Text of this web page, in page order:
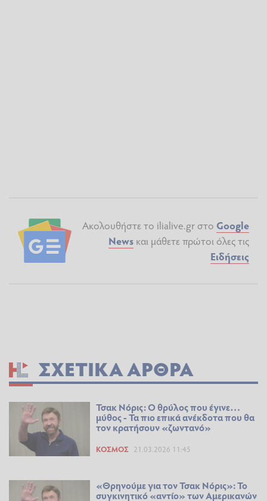
Ακολουθήστε το ilialive.gr στο Google
News και μάθετε πρώτοι όλες τις
Ειδήσεις
ΣΧΕΤΙΚΆ ΆΡΘΡΑ
Τσακ Νόρις: Ο θρύλος που έγινε…
μύθος - Τα πιο επικά ανέκδοτα που θα
τον κρατήσουν «ζωντανό»
ΚΌΣΜΟΣ 21.03.2026 11:45
«Θρηνούμε για τον Τσακ Νόρις»: Το
συγκινητικό «αντίο» των Αμερικανών